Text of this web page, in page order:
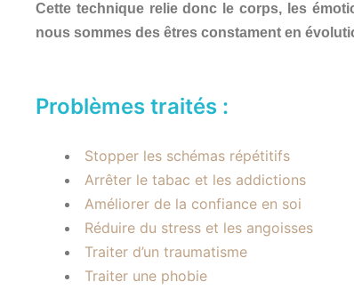
Cette technique relie donc le corps, les
nous sommes des êtres constament en
Problèmes traités :
Stopper les schémas répétitifs
Arrêter le tabac et les addictions
Améliorer de la confiance en soi
Réduire du stress et les angoisses
Traiter d’un traumatisme
Traiter une phobie